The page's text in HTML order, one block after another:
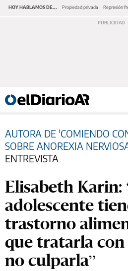
HOY HABLAMOS DE... Propiedad privada Represión
AUTORA DE 'COMIENDO
SOBRE ANOREXIA
ENTREVISTA
Elisabeth Karin:
adolescente
trastorno
que tratarla
no culparla”